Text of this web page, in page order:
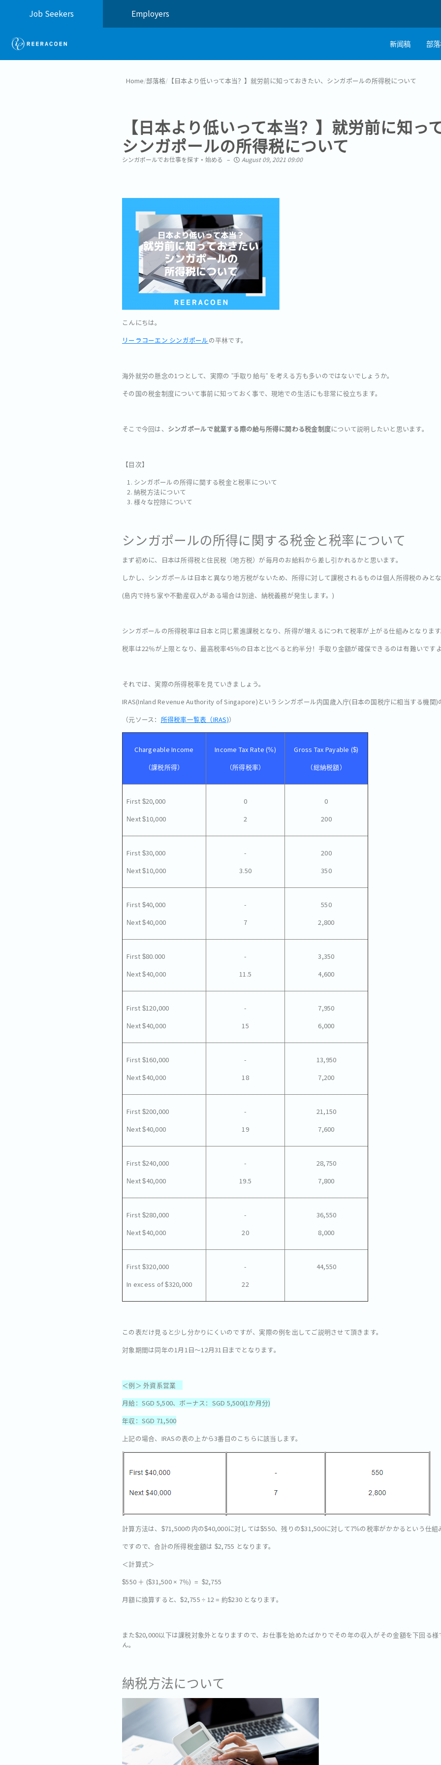
Job Seekers Employers
新闻稿 部
Home/部落格/ 【日本より低いって本当？】就労前に知っておきたい、シンガポールの所得税について
【日本より低いって本当？】就労前に知っ
シンガポールの所得税について
シンガポールでお仕事を探す・始める August 09, 2021 09:00
こんにちは。
リーラコーエン シンガポールの平林です。
海外就労の懸念の1つとして、実際の ”手取り給与” を考える方も多いのではないでしょうか。
その国の税金制度について事前に知っておく事で、現地での生活にも非常に役立ちます。
そこで今回は、 シンガポールで就業する際の給与所得に関わる税金制度について説明したいと思います。
【目次】
シンガポールの所得に関する税金と税率について
納税方法について
様々な控除について
シンガポールの所得に関する税金と税率について
まず初めに、日本は所得税と住民税（地方税）が毎月のお給料から差し引かれるかと思います。
しかし、シンガポールは日本と異なり地方税がないため、所得に対して課税されるものは個人所得税のみとな
(島内で持ち家や不動産収入がある場合は別途、納税義務が発生します。)
シンガポールの所得税率は日本と同じ累進課税となり、所得が増えるにつれて税率が上がる仕組みとなります
税率は22％が上限となり、最高税率45％の日本と比べると約半分！手取り金額が確保できるのは有難いですよ
それでは、実際の所得税率を見ていきましょう。
IRAS(Inland Revenue Authority of Singapore)というシンガポール内国歳入庁(日本の国税庁に相当する機関)
（元ソース： 所得税率一覧表（IRAS)）
Chargeable Income
（課税所得）
Income Tax Rate (%)
（所得税率）
Gross Tax Payable ($)
（総納税額）
First $20,000
Next $10,000
0
2
0
200
First $30,000
Next $10,000
-
3.50
200
350
First $40,000
Next $40,000
-
7
550
2,800
First $80.000
Next $40,000
-
11.5
3,350
4,600
First $120,000
Next $40,000
-
15
7,950
6,000
First $160,000
Next $40,000
-
18
13,950
7,200
First $200,000
Next $40,000
-
19
21,150
7,600
First $240,000
Next $40,000
-
19.5
28,750
7,800
First $280,000
Next $40,000
-
20
36,550
8,000
First $320,000
In excess of $320,000
-
22
44,550
この表だけ見ると少し分かりにくいのですが、実際の例を出してご説明させて頂きます。
対象期間は同年の1月1日～12月31日までとなります。
＜例＞ 外資系営業
月給：SGD 5,500、ボーナス：SGD 5,500(1か月分)
年収：SGD 71,500
上記の場合、IRASの表の上から3番目のこちらに該当します。
計算方法は、$71,500の内の$40,000に対しては$550、残りの$31,500に対して7%の税率がかかるという仕組
ですので、合計の所得税金額は $2,755 となります。
＜計算式＞
$550 ＋ ($31,500 × 7％) = $2,755
月額に換算すると、$2,755 ÷ 12 = 約$230 となります。
また$20,000以下は課税対象外となりますので、お仕事を始めたばかりでその年の収入がその金額を下回る
ん。
納税方法について